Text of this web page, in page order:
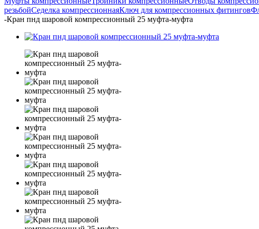
резьбойСеделка компрессионнаяКлюч для компрессионных фитингов
-Кран пнд шаровой компрессионный 25 муфта-муфта